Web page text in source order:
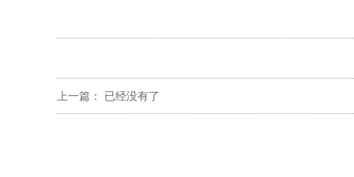
上一篇： 已经没有了